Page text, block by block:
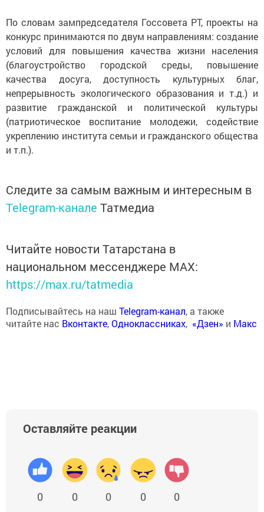
По словам зампредседателя Госсовета РТ, проекты на
конкурс принимаются по двум направлениям: создание
условий для повышения качества жизни населения
(благоустройство городской среды, повышение
качества досуга, доступность культурных благ,
непрерывность экологического образования и т.д.) и
развитие гражданской и политической культуры
(патриотическое воспитание молодежи, содействие
укреплению института семьи и гражданского общества
и т.п.).
Следите за самым важным и интересным в
Telegram-канале Татмедиа
Читайте новости Татарстана в
национальном мессенджере MАХ:
https://max.ru/tatmedia
Подписывайтесь на наш Telegram-канал, а также
читайте нас Вконтакте,Одноклассниках, «Дзен» и Макс
Оставляйте реакции
0 0 0 0 0